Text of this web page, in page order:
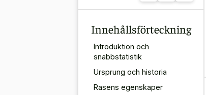
Innehållsförteckning
Introduktion och
snabbstatistik
Ursprung och historia
Rasens egenskaper